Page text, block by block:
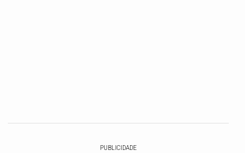
PUBLICIDADE